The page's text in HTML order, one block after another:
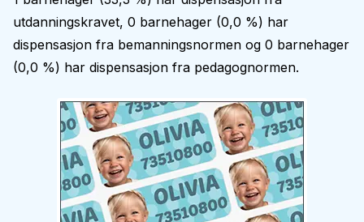
utdanningskravet, 0 barnehager (0,0 %) har
dispensasjon fra bemanningsnormen og 0 barnehager
(0,0 %) har dispensasjon fra pedagognormen.